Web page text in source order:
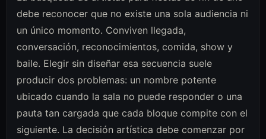
debe reconocer que no existe una sola audiencia ni
un único momento. Conviven llegada,
conversación, reconocimientos, comida, show y
baile. Elegir sin diseñar esa secuencia suele
producir dos problemas: un nombre potente
ubicado cuando la sala no puede responder o una
pauta tan cargada que cada bloque compite con el
siguiente. La decisión artística debe comenzar por